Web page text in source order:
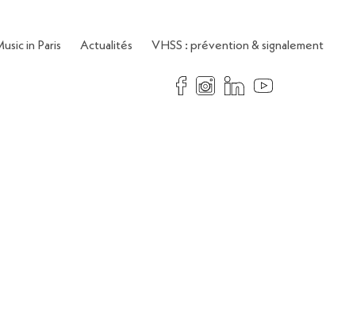
in Paris Actualités VHSS : prévention & signalement